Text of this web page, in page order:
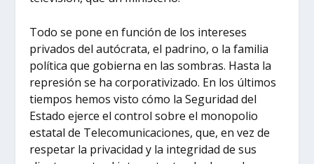
Todo se pone en función de los intereses
privados del autócrata, el padrino, o la familia
política que gobierna en las sombras. Hasta la
represión se ha corporativizado. En los últimos
tiempos hemos visto cómo la Seguridad del
Estado ejerce el control sobre el monopolio
estatal de Telecomunicaciones, que, en vez de
respetar la privacidad y la integridad de sus